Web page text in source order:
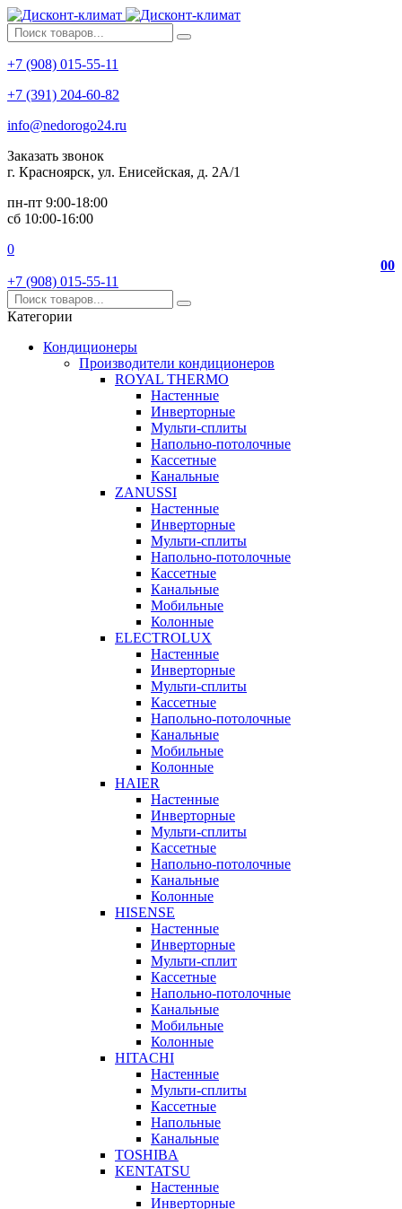
+7 (908) 015-55-11
+7 (391) 204-60-82
info@nedorogo24.ru
Заказать звонок
г. Красноярск, ул. Енисейская, д. 2А/1
пн-пт 9:00-18:00
сб 10:00-16:00
0
00
+7 (908) 015-55-11
Категории
Кондиционеры
Производители кондиционеров
ROYAL THERMO
Настенные
Инверторные
Мульти-сплиты
Напольно-потолочные
Кассетные
Канальные
ZANUSSI
Настенные
Инверторные
Мульти-сплиты
Напольно-потолочные
Кассетные
Канальные
Мобильные
Колонные
ELECTROLUX
Настенные
Инверторные
Мульти-сплиты
Кассетные
Напольно-потолочные
Канальные
Мобильные
Колонные
HAIER
Настенные
Инверторные
Мульти-сплиты
Кассетные
Напольно-потолочные
Канальные
Колонные
HISENSE
Настенные
Инверторные
Мульти-сплит
Кассетные
Напольно-потолочные
Канальные
Мобильные
Колонные
HITACHI
Настенные
Мульти-сплиты
Кассетные
Напольные
Канальные
TOSHIBA
KENTATSU
Настенные
Инверторные